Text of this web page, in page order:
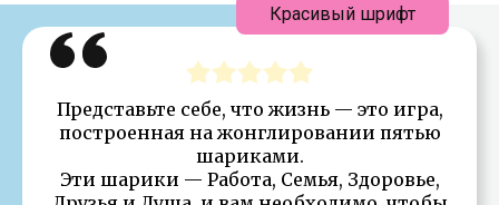
Представьте себе, что жизнь — это игра,
построенная на жонглировании пятью
шариками.
Эти шарики — Работа, Семья, Здоровье,
Красивый шрифт